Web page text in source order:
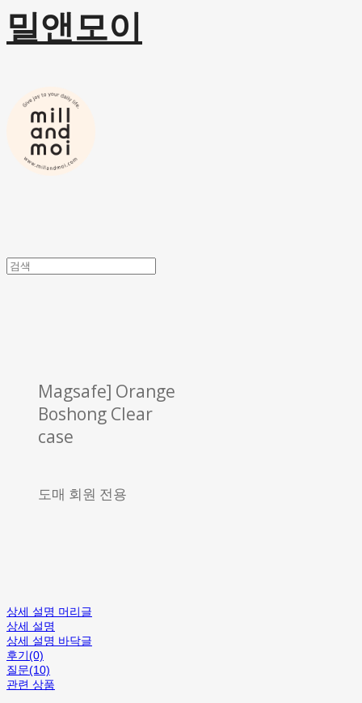
밀앤모이
Magsafe] Orange
Boshong Clear
case
도매 회원 전용
상세 설명 머리글
상세 설명
상세 설명 바닥글
후기(0)
질문(10)
관련 상품